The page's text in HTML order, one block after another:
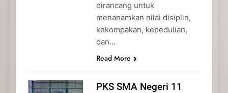
dirancang untuk
menanamkan nilai disiplin,
kekompakan, kepedulian,
dan…
Read More
PKS SMA Negeri 11